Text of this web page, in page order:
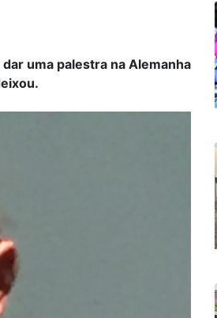
uma palestra na Alemanha